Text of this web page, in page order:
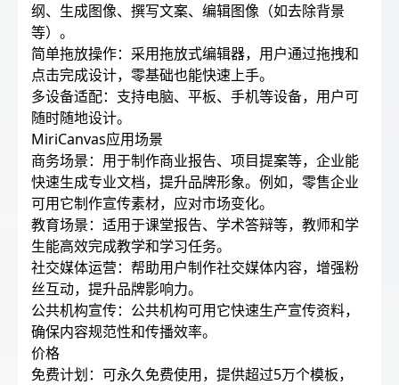
纲、生成图像、撰写文案、编辑图像（如去除背景
等）。
简单拖放操作：采用拖放式编辑器，用户通过拖拽和
点击完成设计，零基础也能快速上手。
多设备适配：支持电脑、平板、手机等设备，用户可
随时随地设计。
MiriCanvas应用场景
商务场景：用于制作商业报告、项目提案等，企业能
快速生成专业文档，提升品牌形象。例如，零售企业
可用它制作宣传素材，应对市场变化。
教育场景：适用于课堂报告、学术答辩等，教师和学
生能高效完成教学和学习任务。
社交媒体运营：帮助用户制作社交媒体内容，增强粉
丝互动，提升品牌影响力。
公共机构宣传：公共机构可用它快速生产宣传资料，
确保内容规范性和传播效率。
价格
免费计划：可永久免费使用，提供超过5万个模板，